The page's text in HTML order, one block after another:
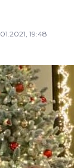
19:48